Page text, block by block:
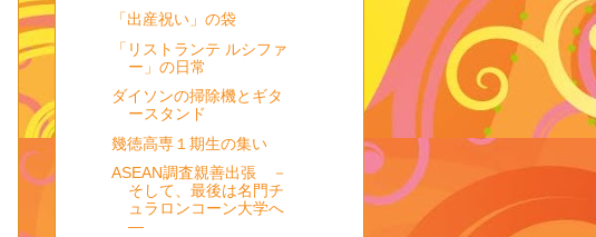
「出産祝い」の袋
「リストランテ ルシファ
ー」の日常
ダイソンの掃除機とギタ
ースタンド
幾徳高専１期生の集い
ASEAN調査親善出張 －
そして、最後は名門チ
ュラロンコーン大学へ
―